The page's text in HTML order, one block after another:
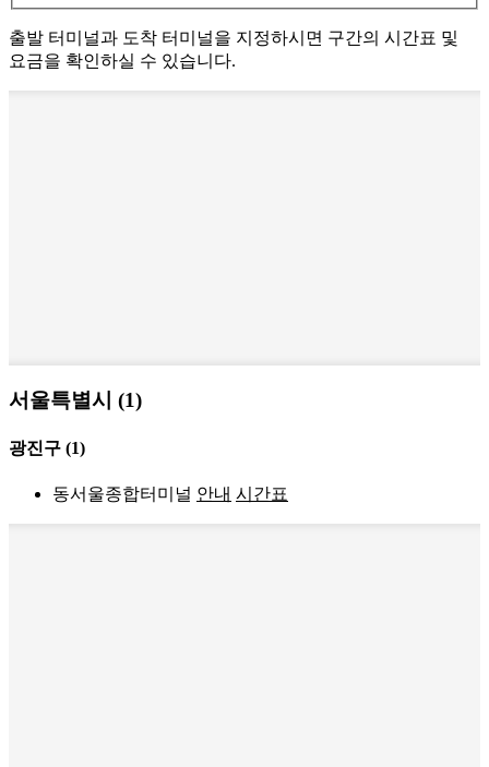
출발 터미널과 도착 터미널을 지정하시면 구간의 시간표 및
요금을 확인하실 수 있습니다.
서울특별시 (1)
광진구 (1)
동서울종합터미널 안내 시간표